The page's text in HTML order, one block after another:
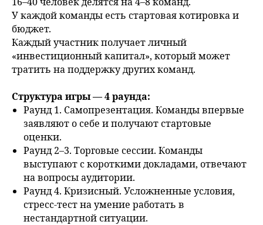
У каждой команды есть стартовая котировка и
бюджет.
Каждый участник получает личный
«инвестиционный капитал», который может
тратить на поддержку других команд.
Структура игры — 4 раунда:
Раунд 1. Самопрезентация. Команды впервые
заявляют о себе и получают стартовые
оценки.
Раунд 2–3. Торговые сессии. Команды
выступают с короткими докладами, отвечают
на вопросы аудитории.
Раунд 4. Кризисный. Усложненные условия,
стресс-тест на умение работать в
нестандартной ситуации.